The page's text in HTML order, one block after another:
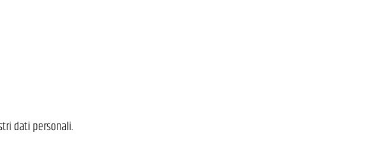
dati personali.